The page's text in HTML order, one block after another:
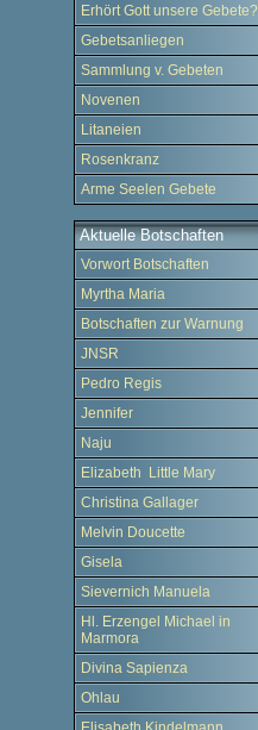
Erhört Gott unsere Gebete?
Gebetsanliegen
Sammlung v. Gebeten
Novenen
Litaneien
Rosenkranz
Arme Seelen Gebete
Aktuelle Botschaften
Vorwort Botschaften
Myrtha Maria
Botschaften zur Warnung
JNSR
Pedro Regis
Jennifer
Naju
Elizabeth Little Mary
Christina Gallager
Melvin Doucette
Gisela
Sievernich Manuela
Hl. Erzengel Michael in
Marmora
Divina Sapienza
Ohlau